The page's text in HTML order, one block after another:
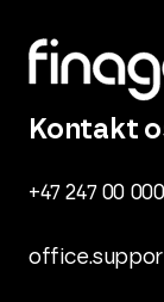
Kontakt
+47 247 00 000